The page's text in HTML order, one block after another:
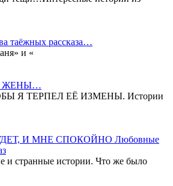
таёжных рассказа…
и «
ЖЕНЫ…
Я ТЕРПЕЛ ЕЁ ИЗМЕНЫ. Истории
И МНЕ СПОКОЙНО Любовные
странные истории. Что же было